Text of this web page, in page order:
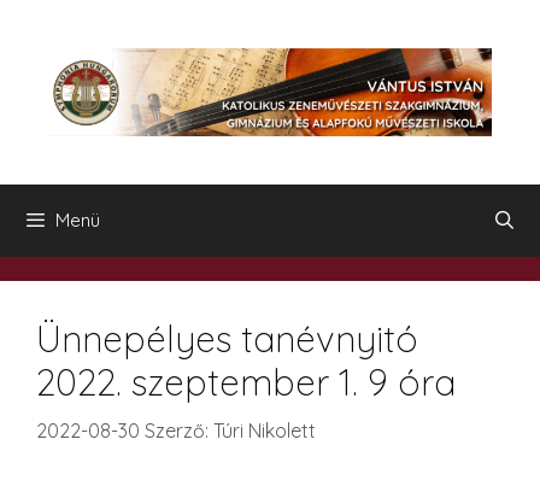
tartalomba
Menü
Ünnepélyes tanévnyitó
2022. szeptember 1. 9 óra
2022-08-30 Szerző: Túri Nikolett